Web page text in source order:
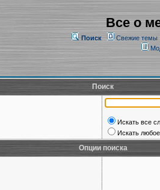
Все о
Поиск Свежие темы
Поиск
Искать все
Искать
Опции поиска